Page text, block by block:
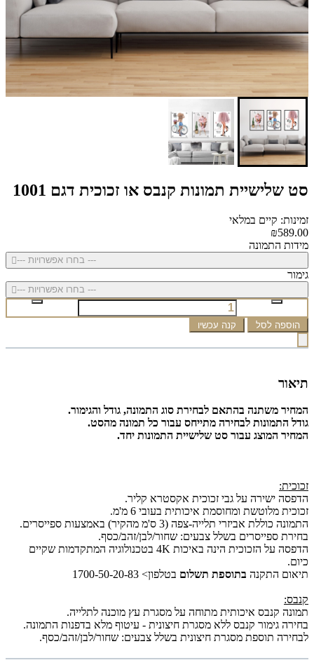
סט שלישיית תמונות קנבס או זכוכית דגם 1001
זמינות: קיים במלאי
₪589.00
מידות התמונה
--- בחרו אפשרויות ---
גימור
--- בחרו אפשרויות ---
הוספה לסל קנה עכשיו
תיאור
המחיר משתנה בהתאם לבחירת סוג התמונה, גודל והגימור.
גודל התמונות לבחירה מתייחס עבור כל תמונה מהסט.
המחיר המוצג עבור סט שלישיית התמונות יחד.
זכוכית:
הדפסה ישירה על גבי זכוכית אקסטרא קליר.
זכוכית מלוטשת ומחוסמת איכותית בעובי 6 מ'מ.
התמונה כוללת אביזרי תלייה-צפה (3 ס'מ מהקיר) באמצעות ספייסרים.
בחירת ספייסרים בשלל צבעים: שחור/לבן/זהב/כסף.
הדפסה על הזכוכית הינה באיכות 4K בטכנולוגיה המתקדמות שקיים
כיום.
תיאום התקנה בתוספת תשלום בטלפון> 1700-50-20-83
קנבס:
תמונה קנבס איכותית מתוחה על מסגרת עץ מוכנה לתלייה.
בחירה גימור קנבס ללא מסגרת חיצונית - עיטוף מלא בדפנות התמונה.
לבחירה תוספת מסגרת חיצונית בשלל צבעים: שחור/לבן/זהב/כסף.